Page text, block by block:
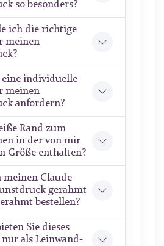
so besonders?
ich die richtige
meinen
eine individuelle
meinen
anfordern?
Rand zum
in der von mir
Größe enthalten?
meinen Claude
gerahmt
bestellen?
Sie dieses
nur als Leinwand-